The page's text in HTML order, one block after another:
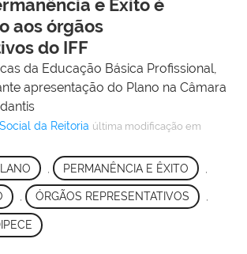
e Êxito é
aos órgãos
do IFF
da Educação Básica Profissional,
apresentação do Plano na Câmara
da Reitoria última modificação em
PERMANÊNCIA E ÊXITO
, ÓRGÃOS REPRESENTATIVOS ,